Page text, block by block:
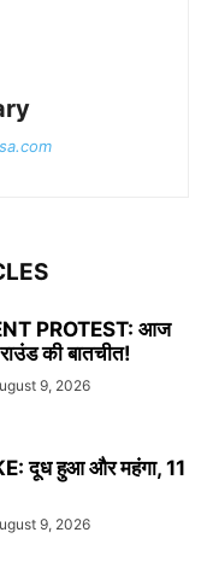
PROTEST: आज
की बातचीत!
9, 2026
दूध हुआ और महंगा, 11
9, 2026